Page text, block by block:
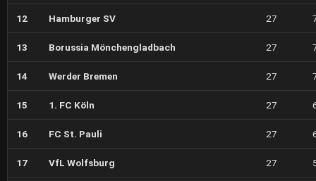
12 Hamburger SV 27
13 Borussia Mönchengladbach 27
14 Werder Bremen 27
15 1. FC Köln 27
16 FC St. Pauli 27
17 VfL Wolfsburg 27